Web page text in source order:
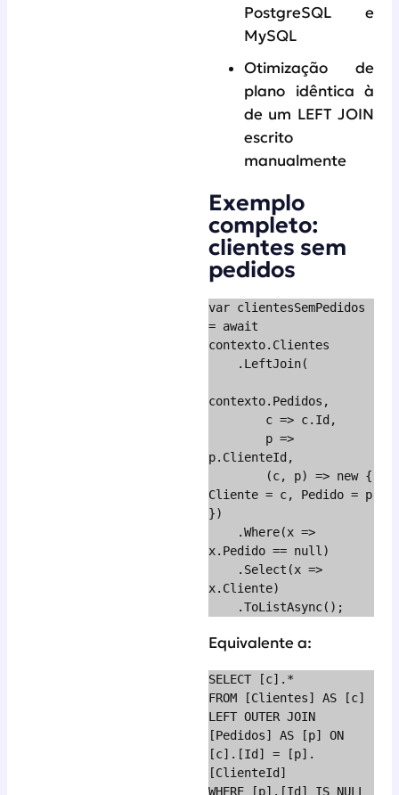
PostgreSQL e
MySQL
Otimização de
plano idêntica à
de um LEFT JOIN
escrito
manualmente
Exemplo
completo:
clientes sem
pedidos
var clientesSemPedidos
= await
contexto.Clientes
contexto.Pedidos,
p.ClienteId,
Cliente = c, Pedido = p
})
x.Pedido == null)
x.Cliente)
    .ToListAsync();
Equivalente a:
SELECT [c].*
FROM [Clientes] AS [c]
LEFT OUTER JOIN
[Pedidos] AS [p] ON
[c].[Id] = [p].
[ClienteId]
WHERE [p].[Id] IS NULL